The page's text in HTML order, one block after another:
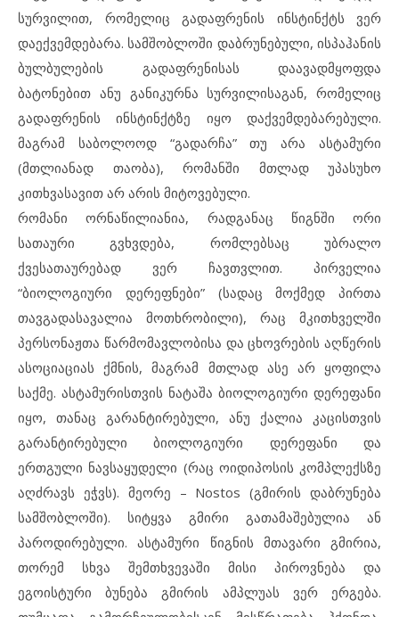
სურვილით, რომელიც გადაფრენის ინსტინქტს ვერ
დაექვემდებარა. სამშობლოში დაბრუნებული, ისპაჰანის
ბულბულების გადაფრენისას დაავადმყოფდა
ბატონებით ანუ განიკურნა სურვილისაგან, რომელიც
გადაფრენის ინსტინქტზე იყო დაქვემდებარებული.
მაგრამ საბოლოოდ “გადარჩა” თუ არა ასტამური
(მთლიანად თაობა), რომანში მთლად უპასუხო
კითხვასავით არ არის მიტოვებული.
რომანი ორნაწილიანია, რადგანაც წიგნში ორი
სათაური გვხვდება, რომლებსაც უბრალო
ქვესათაურებად ვერ ჩავთვლით. პირველია
“ბიოლოგიური დერეფნები” (სადაც მოქმედ პირთა
თავგადასავალია მოთხრობილი), რაც მკითხველში
პერსონაჟთა წარმომავლობისა და ცხოვრების აღწერის
ასოციაციას ქმნის, მაგრამ მთლად ასე არ ყოფილა
საქმე. ასტამურისთვის ნატაშა ბიოლოგიური დერეფანი
იყო, თანაც გარანტირებული, ანუ ქალია კაცისთვის
გარანტირებული ბიოლოგიური დერეფანი და
ერთგული ნავსაყუდელი (რაც ოიდიპოსის კომპლექსზე
აღძრავს ეჭვს). მეორე – Nostos (გმირის დაბრუნება
სამშობლოში). სიტყვა გმირი გათამაშებულია ან
პაროდირებული. ასტამური წიგნის მთავარი გმირია,
თორემ სხვა შემთხვევაში მისი პიროვნება და
ეგოისტური ბუნება გმირის ამპლუას ვერ ერგება.